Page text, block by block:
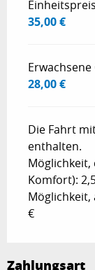
Preise 2026
Einheitspreis
35,00 €
28,00 €
Die Fahrt
enthalten.
Komfort):
Möglichkeit,
€
Zahlungsart